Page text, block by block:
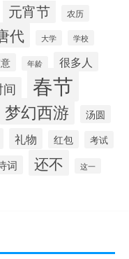
元宵节 农历
代 大学 学校
年龄 很多人
间 春节
梦幻西游 汤圆
礼物 红包 考试
词 还不 这一